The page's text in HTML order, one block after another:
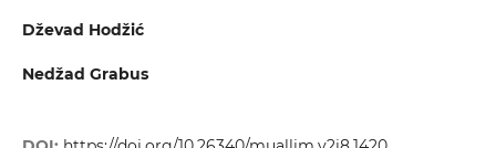
Dževad Hodžić
Nedžad Grabus